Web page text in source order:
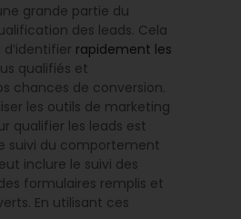
grande partie du
des leads. Cela
rapidement les
qualifiés et
chances de conversion.
les outils de marketing
qualifier les leads est
suivi du comportement
inclure le suivi des
formulaires remplis et
En utilisant ces